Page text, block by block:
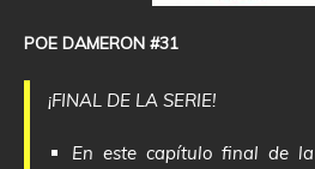
POE DAMERON #31
¡FINAL DE LA SERIE!
En este capítulo final de la